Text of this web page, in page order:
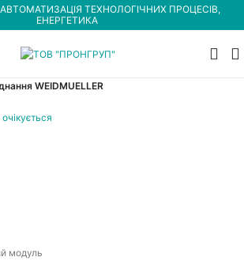
АВТОМАТИЗАЦІЯ ТЕХНОЛОГІЧНИХ ПРОЦЕСІВ,
ЕНЕРГЕТИКА
WEIDMUELLER
модуль